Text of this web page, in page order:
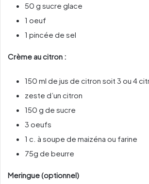
50 g sucre glace
1 oeuf
1 pincée de sel
Crème au citron :
150 ml de jus de citron soit 3 ou 4
zeste d’un citron
150 g de sucre
3 oeufs
1 c. à soupe de maizéna ou farine
75g de beurre
Meringue (optionnel)